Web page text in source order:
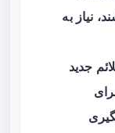
نیاز به
جدید